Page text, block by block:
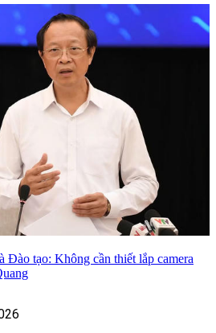
tạo: Không cần thiết lắp camera